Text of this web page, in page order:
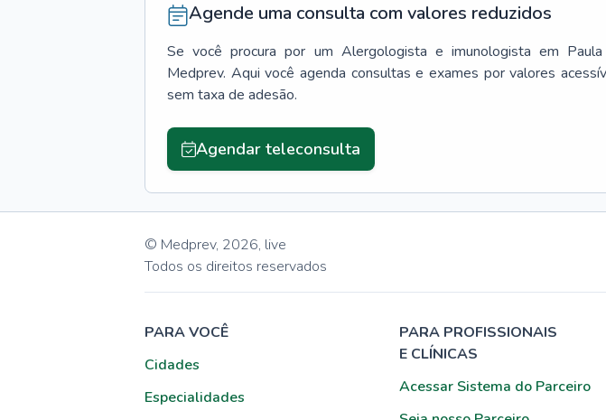
Agende uma consulta com valores reduzidos
Se você procura por um Alergologista e imunologista em
Medprev. Aqui você agenda consultas e exames por valores
sem taxa de adesão.
Agendar teleconsulta
© Medprev, 2026, live
Todos os direitos reservados
PARA VOCÊ
Cidades
Especialidades
PARA PROFISSIONAIS
E CLÍNICAS
Acessar Sistema do Parceiro